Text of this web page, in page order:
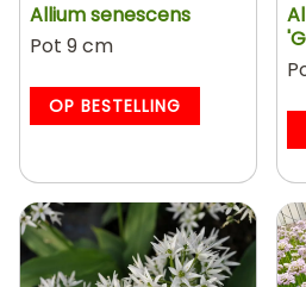
Allium senescens
Pot 9 cm
OP BESTELLING